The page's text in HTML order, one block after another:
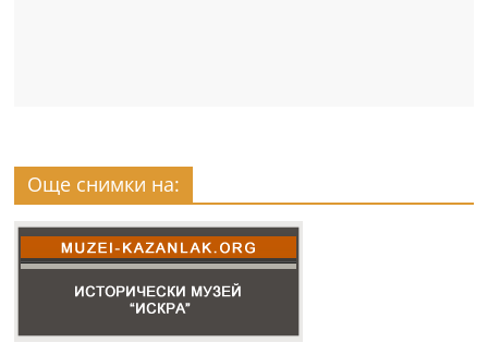
Още снимки на: